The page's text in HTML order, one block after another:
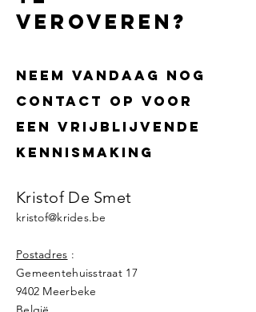
veroveren?
Neem vandaag nog
contact op voor
een vrijblijvende
kennismaking
Kristof De Smet
kristof@krides.be
Postadres :
Gemeentehuisstraat 17
9402 Meerbeke